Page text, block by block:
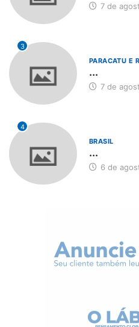
7 de
3
PARACATU E
...
7 de
4
BRASIL
...
6 de